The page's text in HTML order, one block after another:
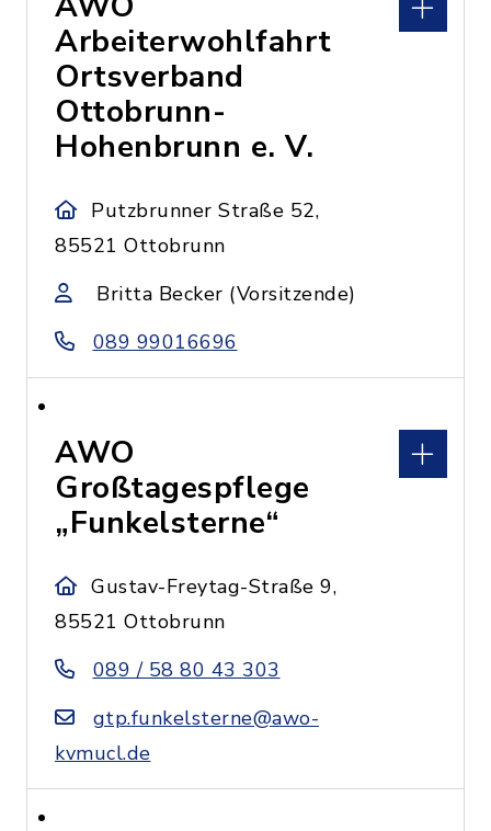
Arbeiterwohlfahrt
Ortsverband
Ottobrunn-
Hohenbrunn e. V.
Putzbrunner Straße 52,
85521 Ottobrunn
Britta Becker (Vorsitzende)
089 99016696
AWO
Großtagespflege
„Funkelsterne“
Gustav-Freytag-Straße 9,
85521 Ottobrunn
089 / 58 80 43 303
gtp.funkelsterne@awo-
kvmucl.de